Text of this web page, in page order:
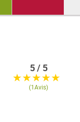
5 / 5
(1Avis)